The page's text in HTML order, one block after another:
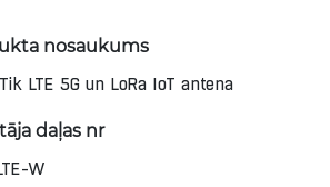
nosaukums
LTE 5G un LoRa IoT antena
daļas nr
W